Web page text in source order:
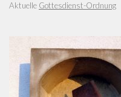
Aktuelle Gottesdienst-Ordnung